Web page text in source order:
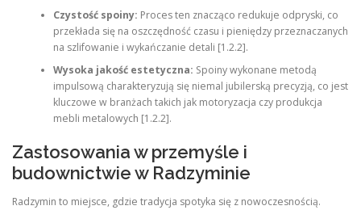
Czystość spoiny: Proces ten znacząco redukuje odpryski, co
przekłada się na oszczędność czasu i pieniędzy przeznaczanych
na szlifowanie i wykańczanie detali [1.2.2].
Wysoka jakość estetyczna: Spoiny wykonane metodą
impulsową charakteryzują się niemal jubilerską precyzją, co jest
kluczowe w branżach takich jak motoryzacja czy produkcja
mebli metalowych [1.2.2].
Zastosowania w przemyśle i
budownictwie w Radzyminie
Radzymin to miejsce, gdzie tradycja spotyka się z nowoczesnością.